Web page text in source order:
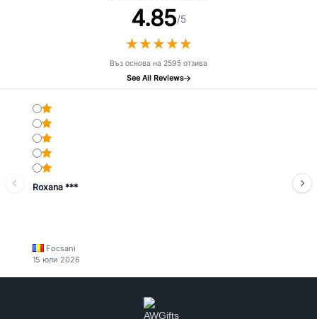
4.85/5
★★★★★
★★★★★
Въз основа на 2595 отзива
See All Reviews
Roxana ***
Focsani
15 юли 2026